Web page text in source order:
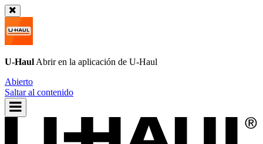
U-Haul Abrir en la aplicación de U-Haul
Abierto
Saltar al contenido